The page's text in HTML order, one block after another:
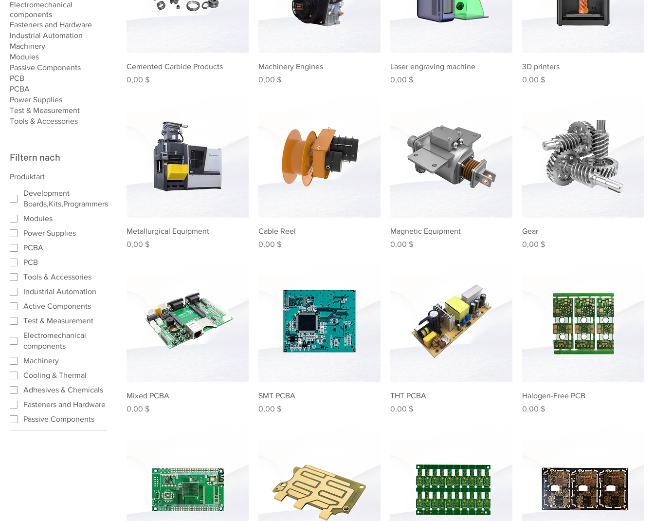
Electromechanical
components
Fasteners and Hardware
Industrial Automation
Machinery
Modules
Passive Components
PCB
PCBA
Power Supplies
Test & Measurement
Tools & Accessories
Filtern nach
Produktart
Development
Boards,Kits,Programmers
Modules
Power Supplies
PCBA
PCB
Tools & Accessories
Industrial Automation
Active Components
Test & Measurement
Electromechanical
components
Machinery
Cooling & Thermal
Adhesives & Chemicals
Fasteners and Hardware
Passive Components
Cemented Carbide Products
Preis
0,00 $
Machinery Engines
Preis
0,00 $
Laser engraving machine
Preis
0,00 $
3D printers
Preis
0,00 $
Metallurgical Equipment
Preis
0,00 $
Cable Reel
Preis
0,00 $
Magnetic Equipment
Preis
0,00 $
Gear
Preis
0,00 $
Mixed PCBA
Preis
0,00 $
SMT PCBA
Preis
0,00 $
THT PCBA
Preis
0,00 $
Halogen-Free PCB
Preis
0,00 $